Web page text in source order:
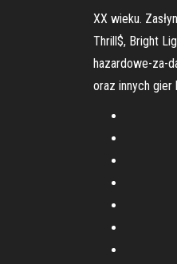
XX wieku.
Thrill$, Bright
hazardowe-za-
oraz innych gier